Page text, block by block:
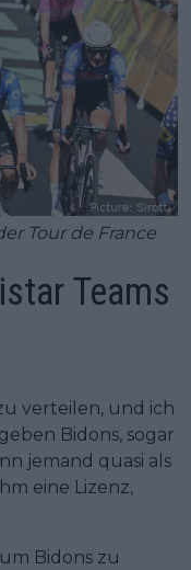
Tour de France
Teams
verteilen, und ich
Bidons, sogar
jemand quasi als
eine Lizenz,
Bidons zu